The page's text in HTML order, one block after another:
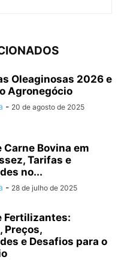
Oleaginosas 2026 e
Agronegócio
- 20 de agosto de 2025
Carne Bovina em
Tarifas e
no...
- 28 de julho de 2025
Fertilizantes:
Preços,
e Desafios para o